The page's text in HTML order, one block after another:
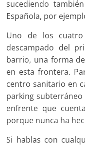
sucediendo
Española, por
Uno de los
descampado del
barrio, una forma
en esta frontera.
centro sanitario en
parking
enfrente que
porque nunca ha
Si hablas con